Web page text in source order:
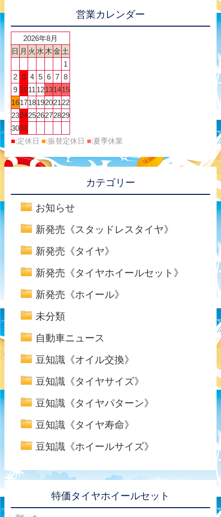
営業カレンダー
2026年8月
日 月 火 水 木金 土
1
2 3 4 5 6 7 8
9 1011 12131415
16171819202122
23242526272829
3031
■:定休日 ■:振替定休日 ■:夏季休業
カテゴリー
お知らせ
新発売《スタッドレスタイヤ》
新発売《タイヤ》
新発売《タイヤホイールセット》
新発売《ホイール》
未分類
自動車ニュース
豆知識《オイル交換》
豆知識《タイヤサイズ》
豆知識《タイヤパターン》
豆知識《タイヤ寿命》
豆知識《ホイールサイズ》
特価タイヤホイールセット